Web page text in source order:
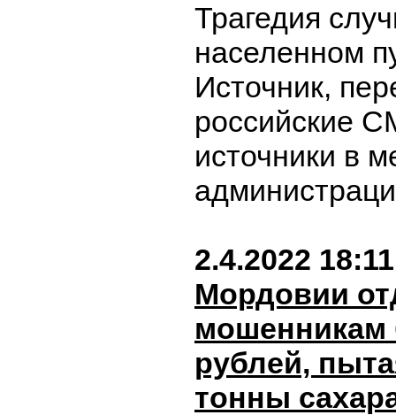
Трагедия
населенном
Источник,
российские
источники в
2.4.2022 18:11
Мордовии
мошенникам
рублей,
тонны